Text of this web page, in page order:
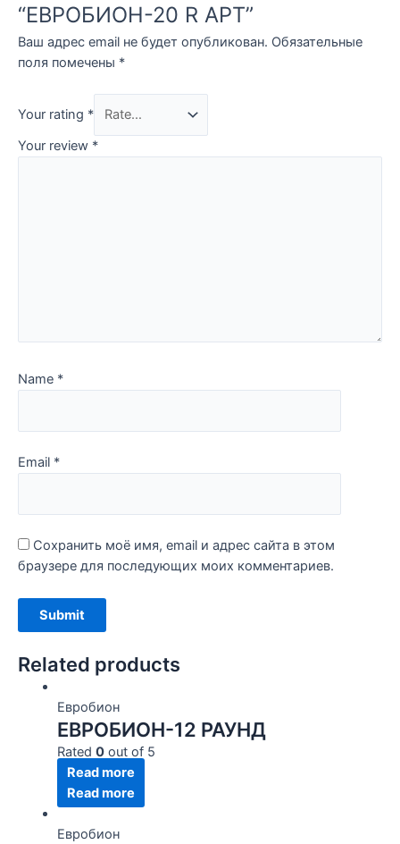
“ЕВРОБИОН-20 R АРТ”
Ваш адрес email не будет опубликован. Обязательные
поля помечены *
Your rating *
Your review *
Name *
Email *
Сохранить моё имя, email и адрес сайта в этом
браузере для последующих моих комментариев.
Related products
Евробион
ЕВРОБИОН-12 РАУНД
Rated 0out of 5
Read more
Read more
Евробион